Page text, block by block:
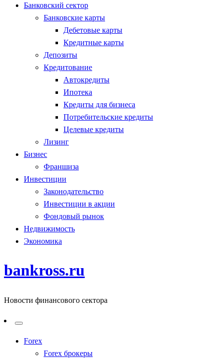
Банковский сектор
Банковские карты
Дебетовые карты
Кредитные карты
Депозиты
Кредитование
Автокредиты
Ипотека
Кредиты для бизнеса
Потребительские кредиты
Целевые кредиты
Лизинг
Бизнес
Франшиза
Инвестиции
Законодательство
Инвестиции в акции
Фондовый рынок
Недвижимость
Экономика
bankross.ru
Новости финансового сектора
Forex
Forex брокеры